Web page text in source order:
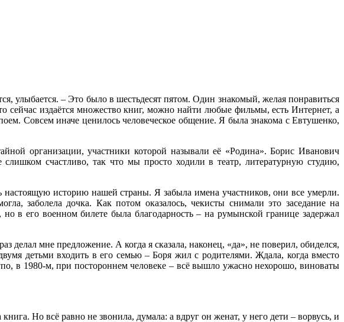
улыбается. – Это было в шестьдесят пятом. Один знакомый, желая понравиться
сейчас издаётся множество книг, можно найти любые фильмы, есть Интернет, а
Совсем иначе ценилось человеческое общение. Я была знакома с Евтушенко,
организации, участники которой называли её «Родина». Борис Иванович
счастливо, так что мы просто ходили в театр, литературную студию,
настоящую историю нашей страны. Я забыла имена участников, они все умерли.
заболела дочка. Как потом оказалось, чекисты снимали это заседание на
в его военном билете была благодарность – на румынской границе задержал
делал мне предложение. А когда я сказала, наконец, «да», не поверил, обиделся,
детьми входить в его семью – Боря жил с родителями. Ждала, когда вместо
в 1980-м, при постороннем человеке – всё вышло ужасно нехорошо, виноваты
Но всё равно не звонила, думала: а вдруг он женат, у него дети – ворвусь, и